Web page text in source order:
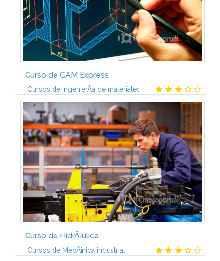
Curso de CAM Express
Cursos de IngenierÃ­a de materiales
1. INTRODUCCIÃN AL MECANIZADO 2. LA
SECUENCIA DE TRABAJO Arranque de la aplicaciÃ³n
de fabricaciÃ³n. Explorando el interfaz de
fabricaciÃ³n. DefiniciÃ³n de la geometrÃ­a.
DefiniciÃ³n...
Curso de HidrÃ¡ulica
Cursos de MecÃ¡nica industrial